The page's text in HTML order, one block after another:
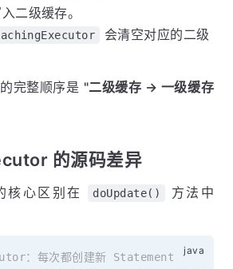
二级缓存。
会清空对应的二级
完整顺序是 "二级缓存 → 一级缓存
的源码差异
核心区别在 doUpdate()
方法中
：每次都创建新 Statement